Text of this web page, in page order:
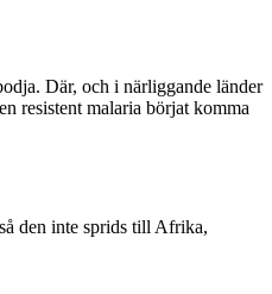
Där, och i närlig­gande länder
resistent malaria börjat komma
den inte sprids till Afrika,